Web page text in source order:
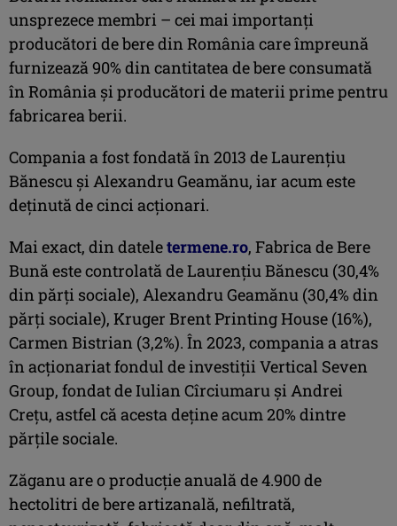
unsprezece membri – cei mai importanți
producători de bere din România care împreună
furnizează 90% din cantitatea de bere consumată
în România și producători de materii prime pentru
fabricarea berii.
Compania a fost fondată în 2013 de Laurenţiu
Bănescu şi Alexandru Geamănu, iar acum este
deținută de cinci acționari.
Mai exact, din dateletermene.ro, Fabrica de Bere
Bună este controlată de Laurențiu Bănescu (30,4%
din părți sociale), Alexandru Geamănu (30,4% din
părți sociale), Kruger Brent Printing House (16%),
Carmen Bistrian (3,2%). În 2023, compania a atras
în acţionariat fondul de investiții Vertical Seven
Group, fondat de Iulian Cîrciumaru şi Andrei
Creţu, astfel că acesta deține acum 20% dintre
părțile sociale.
Zăganu are o producţie anuală de 4.900 de
hectolitri de bere artizanală, nefiltrată,